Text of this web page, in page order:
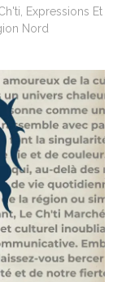
Expressions Et
Nord